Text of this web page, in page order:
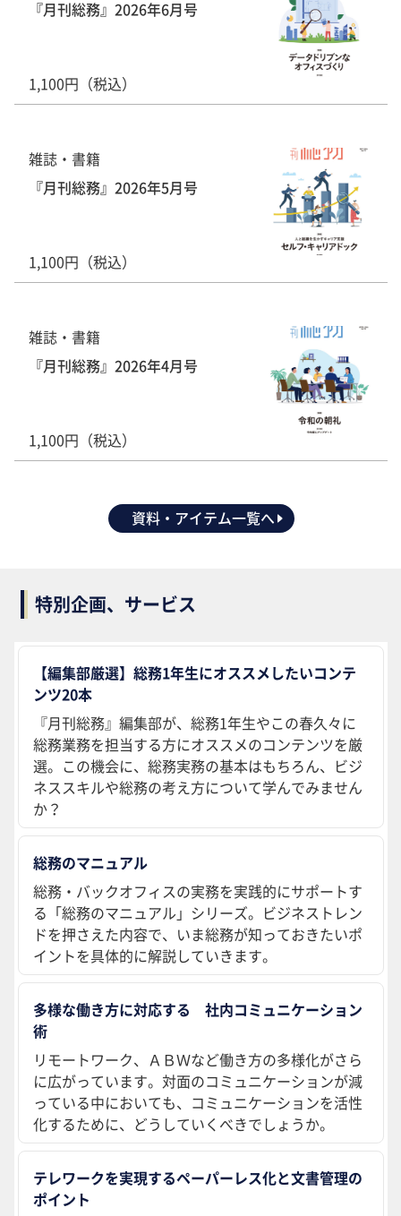
『月刊総務』2026年6月号
1,100円（税込）
雑誌・書籍
『月刊総務』2026年5月号
1,100円（税込）
雑誌・書籍
『月刊総務』2026年4月号
1,100円（税込）
資料・アイテム一覧へ
特別企画、サービス
【編集部厳選】総務1年生にオススメしたいコンテ
ンツ20本
『月刊総務』編集部が、総務1年生やこの春久々に
総務業務を担当する方にオススメのコンテンツを厳
選。この機会に、総務実務の基本はもちろん、ビジ
ネススキルや総務の考え方について学んでみません
か？
総務のマニュアル
総務・バックオフィスの実務を実践的にサポートす
る「総務のマニュアル」シリーズ。ビジネストレン
ドを押さえた内容で、いま総務が知っておきたいポ
イントを具体的に解説していきます。
多様な働き方に対応する 社内コミュニケーション
術
リモートワーク、ＡＢＷなど働き方の多様化がさら
に広がっています。対面のコミュニケーションが減
っている中においても、コミュニケーションを活性
化するために、どうしていくべきでしょうか。
テレワークを実現するペーパーレス化と文書管理の
ポイント